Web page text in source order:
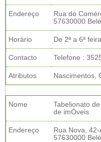
Endereço
Rua do
57630000
Horário De 2ª a 6ª
Contacto Telefone :
Atributos Nascimentos,
Nome
Tabelionato
de imÓveis
Endereço
Rua Nova, 42-
57630000